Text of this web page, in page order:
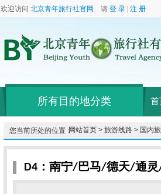
欢迎访问 北京青年旅行社官网 请 登 录 注 册
所有目的地分类 首
您当前所处的位置：网站首页 > 旅游线路 > 国内
D4：南宁/巴马/德天/通